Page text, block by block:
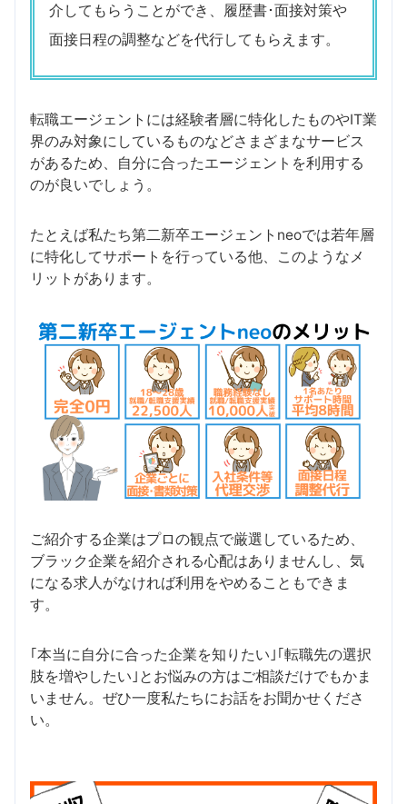
介してもらうことができ、履歴書･面接対策や
面接日程の調整などを代行してもらえます。
転職エージェントには経験者層に特化したものやIT業
界のみ対象にしているものなどさまざまなサービス
があるため、自分に合ったエージェントを利用する
のが良いでしょう。
たとえば私たち第二新卒エージェントneoでは若年層
に特化してサポートを行っている他、このようなメ
リットがあります。
ご紹介する企業はプロの観点で厳選しているため、
ブラック企業を紹介される心配はありませんし、気
になる求人がなければ利用をやめることもできま
す。
｢本当に自分に合った企業を知りたい｣｢転職先の選択
肢を増やしたい｣とお悩みの方はご相談だけでもかま
いません。ぜひ一度私たちにお話をお聞かせくださ
い。